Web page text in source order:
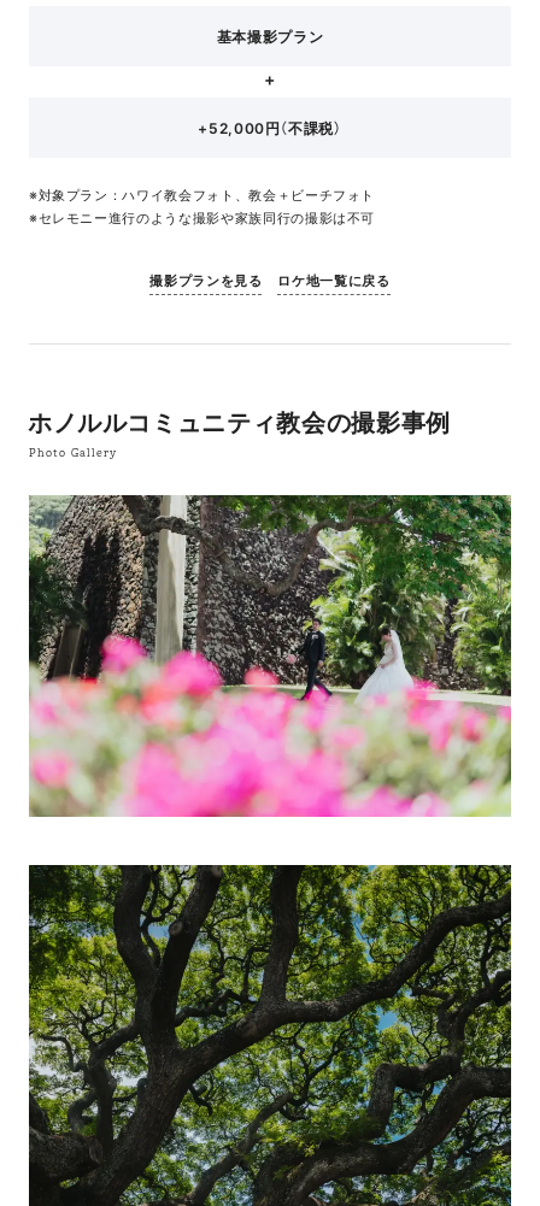
基本撮影プラン
+52,000円（不課税）
※対象プラン：ハワイ教会フォト、教会＋ビーチフォト
※セレモニー進行のような撮影や家族同行の撮影は不可
撮影プランを見る ロケ地一覧に戻る
ホノルルコミュニティ教会の撮影事例
Photo Gallery